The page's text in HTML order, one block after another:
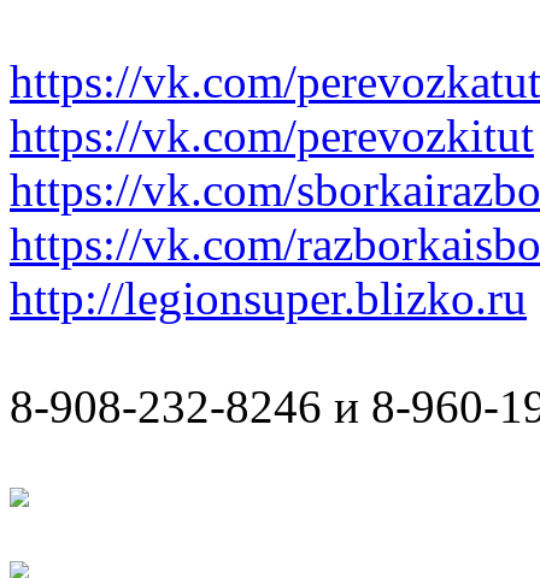
https://vk.com/perevozkatut
https://vk.com/perevozkitut
https://vk.com/
https://vk.com/
http://legionsuper.blizko.ru
8-908-232-8246 и 8-960-